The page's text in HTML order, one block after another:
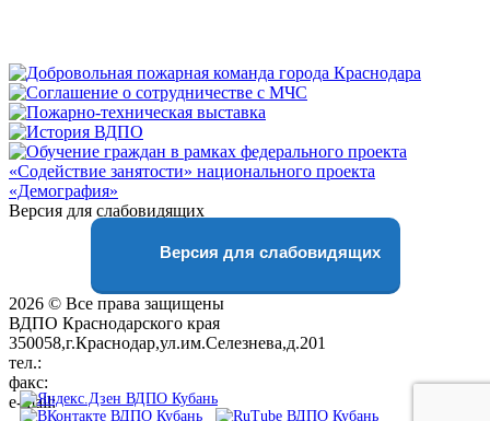
Версия для слабовидящих
Версия для слабовидящих
2026 © Все права защищены
ВДПО Краснодарского края
350058,г.Краснодар,ул.им.Селезнева,д.201
тел.:
факс:
e-mail:01@vdpokuban.ru